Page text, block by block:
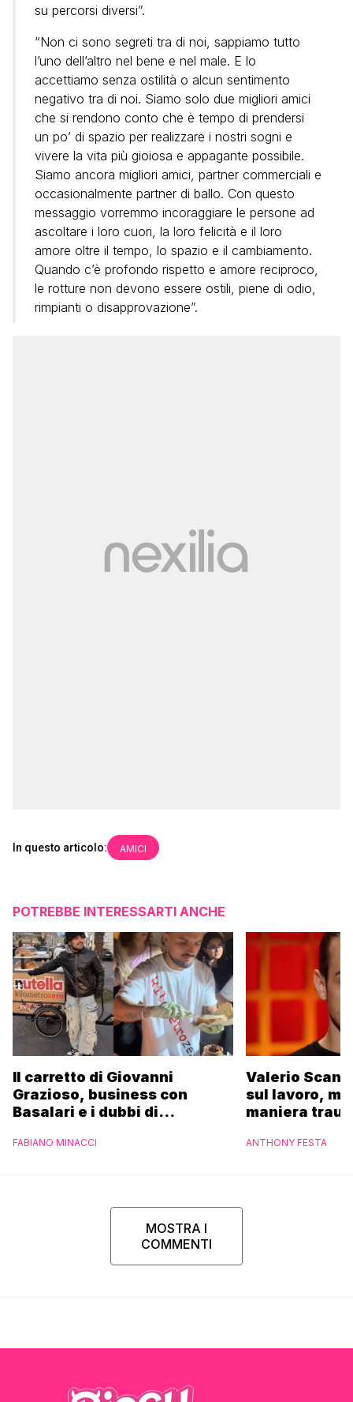
su percorsi diversi”.
“Non ci sono segreti tra di noi, sappiamo tutto
l’uno dell’altro nel bene e nel male. E lo
accettiamo senza ostilità o alcun sentimento
negativo tra di noi. Siamo solo due migliori amici
che si rendono conto che è tempo di prendersi
un po’ di spazio per realizzare i nostri sogni e
vivere la vita più gioiosa e appagante possibile.
Siamo ancora migliori amici, partner commerciali e
occasionalmente partner di ballo. Con questo
messaggio vorremmo incoraggiare le persone ad
ascoltare i loro cuori, la loro felicità e il loro
amore oltre il tempo, lo spazio e il cambiamento.
Quando c’è profondo rispetto e amore reciproco,
le rotture non devono essere ostili, piene di odio,
rimpianti o disapprovazione”.
In questo articolo: AMICI
POTREBBE INTERESSARTI ANCHE
Il carretto di Giovanni
Grazioso, business con
Basalari e i dubbi di
Ferrero”
FABIANO MINACCI
Valerio
sul lavoro,
maniera
ANTHONY FESTA
MOSTRA I
COMMENTI